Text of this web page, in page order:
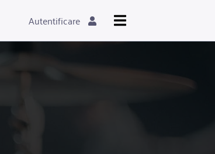
Autentificare